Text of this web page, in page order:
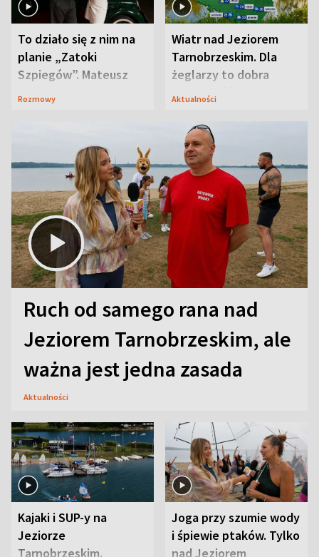
To działo się z nim na
planie „Zatoki
Szpiegów”. Mateusz
Janicki odsłonił
Rozmowy
Wiatr nad Jeziorem
Tarnobrzeskim. Dla
żeglarzy to dobra
wiadomość
Aktualności
Ruch od samego rana nad
Jeziorem Tarnobrzeskim, ale
ważna jest jedna zasada
Aktualności
Kajaki i SUP-y na
Jeziorze
Tarnobrzeskim.
Joga przy szumie wody
i śpiewie ptaków. Tylko
nad Jeziorem